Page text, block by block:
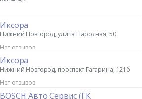
Иксора
Нижний Новгород, улица Народная, 50
Нет отзывов
Иксора
Нижний Новгород, проспект Гагарина, 121б
Нет отзывов
BOSCH Авто Сервис (ГК